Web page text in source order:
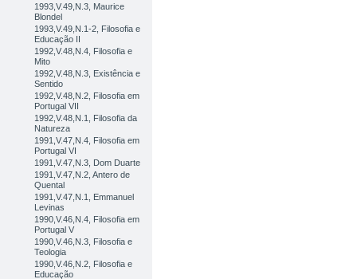
1993,V.49,N.3, Maurice
Blondel
1993,V.49,N.1-2, Filosofia e
Educação II
1992,V.48,N.4, Filosofia e
Mito
1992,V.48,N.3, Existência e
Sentido
1992,V.48,N.2, Filosofia em
Portugal VII
1992,V.48,N.1, Filosofia da
Natureza
1991,V.47,N.4, Filosofia em
Portugal VI
1991,V.47,N.3, Dom Duarte
1991,V.47,N.2, Antero de
Quental
1991,V.47,N.1, Emmanuel
Levinas
1990,V.46,N.4, Filosofia em
Portugal V
1990,V.46,N.3, Filosofia e
Teologia
1990,V.46,N.2, Filosofia e
Educação